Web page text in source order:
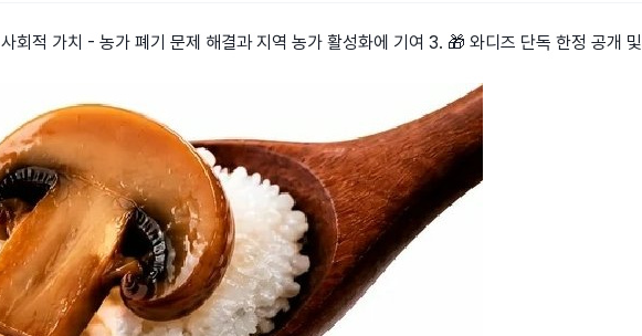
적 가치 - 농가 폐기 문제 해결과 지역 농가 활성화에 기여 3. 🎁 와디즈 단독 한정 공개 및